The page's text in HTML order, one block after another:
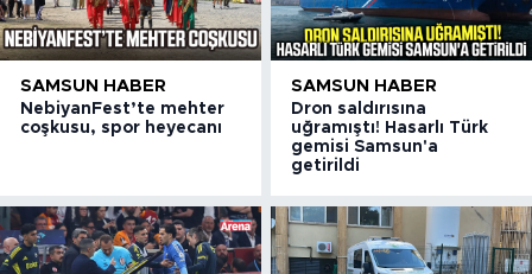
SAMSUN HABER
NebiyanFest’te mehter
coşkusu, spor heyecanı
SAMSUN HABER
Dron saldırısına
uğramıştı! Hasarlı Türk
gemisi Samsun'a
getirildi